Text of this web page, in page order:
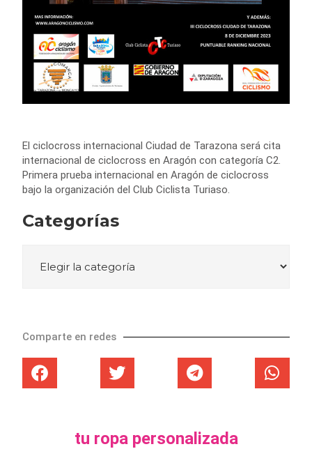
El ciclocross internacional Ciudad de Tarazona será cita
internacional de ciclocross en Aragón con categoría C2.
Primera prueba internacional en Aragón de ciclocross
bajo la organización del Club Ciclista Turiaso.
Categorías
Comparte en redes
tu ropa personalizada